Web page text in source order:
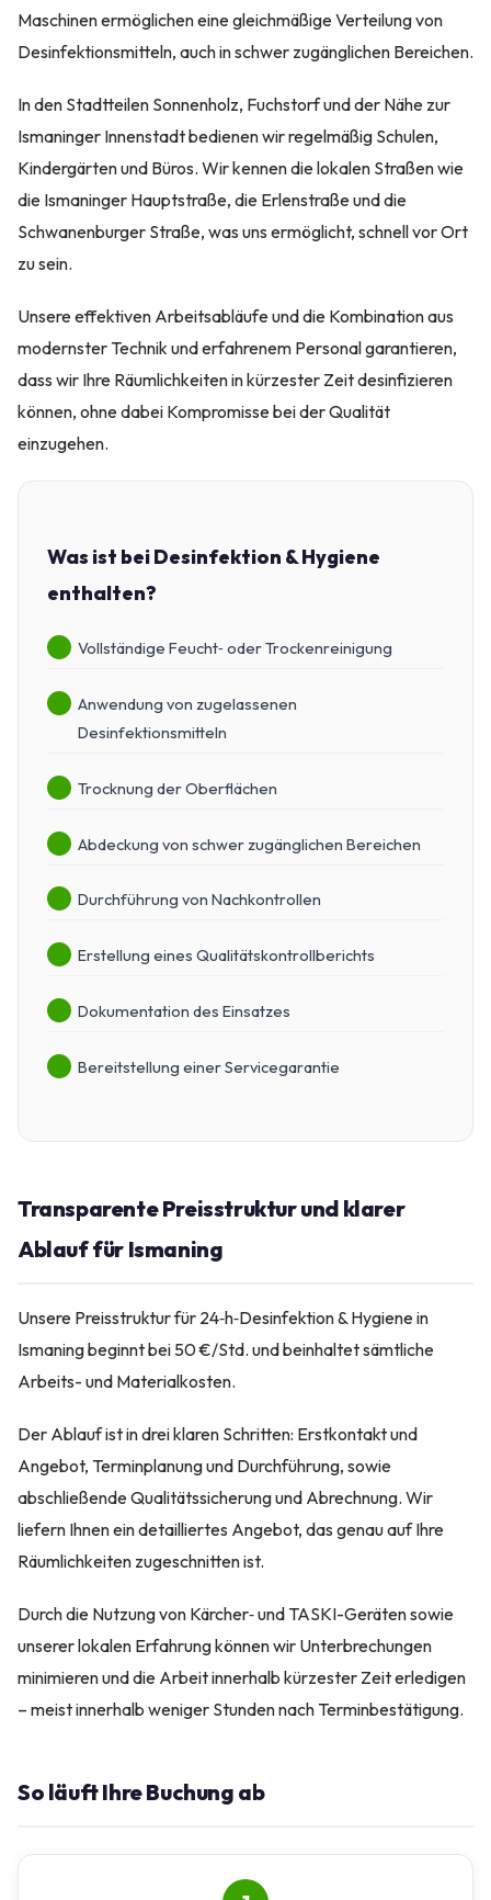
Maschinen ermöglichen eine gleichmäßige Verteilung von
Desinfektionsmitteln, auch in schwer zugänglichen Bereichen.
In den Stadtteilen Sonnenholz, Fuchstorf und der Nähe zur
Ismaninger Innenstadt bedienen wir regelmäßig Schulen,
Kindergärten und Büros. Wir kennen die lokalen Straßen wie
die Ismaninger Hauptstraße, die Erlenstraße und die
Schwanenburger Straße, was uns ermöglicht, schnell vor Ort
zu sein.
Unsere effektiven Arbeitsabläufe und die Kombination aus
modernster Technik und erfahrenem Personal garantieren,
dass wir Ihre Räumlichkeiten in kürzester Zeit desinfizieren
können, ohne dabei Kompromisse bei der Qualität
einzugehen.
Was ist bei Desinfektion & Hygiene
enthalten?
Vollständige Feucht‑ oder Trockenreinigung
Anwendung von zugelassenen
Desinfektionsmitteln
Trocknung der Oberflächen
Abdeckung von schwer zugänglichen Bereichen
Durchführung von Nachkontrollen
Erstellung eines Qualitätskontrollberichts
Dokumentation des Einsatzes
Bereitstellung einer Servicegarantie
Transparente Preisstruktur und klarer
Ablauf für Ismaning
Unsere Preisstruktur für 24‑h‑Desinfektion & Hygiene in
Ismaning beginnt bei 50 €/Std. und beinhaltet sämtliche
Arbeits- und Materialkosten.
Der Ablauf ist in drei klaren Schritten: Erstkontakt und
Angebot, Terminplanung und Durchführung, sowie
abschließende Qualitätssicherung und Abrechnung. Wir
liefern Ihnen ein detailliertes Angebot, das genau auf Ihre
Räumlichkeiten zugeschnitten ist.
Durch die Nutzung von Kärcher‑ und TASKI-Geräten sowie
unserer lokalen Erfahrung können wir Unterbrechungen
minimieren und die Arbeit innerhalb kürzester Zeit erledigen
– meist innerhalb weniger Stunden nach Terminbestätigung.
So läuft Ihre Buchung ab